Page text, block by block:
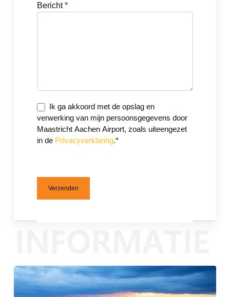
Bericht*
Ik ga akkoord met de opslag en
verwerking van mijn persoonsgegevens door
Maastricht Aachen Airport, zoals uiteengezet
in de Privacyverklaring.*
Verzenden
Baanrenovatie
Nieuws